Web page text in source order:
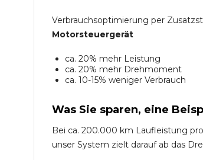
Verbrauchsoptimierung per
Motorsteuergerät
ca. 20% mehr Leistung
ca. 20% mehr Drehmoment
ca. 10-15% weniger Verbrauch
Was Sie sparen, eine
Bei ca. 200.000 km Laufleistung
unser System zielt darauf ab das